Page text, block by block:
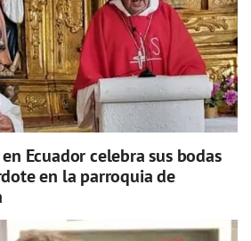
Ecuador celebra sus bodas
en la parroquia de